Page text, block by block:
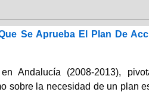
Se Aprueba El Plan De
Andalucía (2008-2013),
sobre la necesidad de un plan